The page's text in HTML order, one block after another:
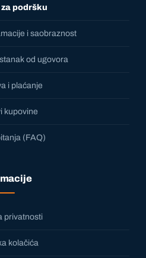
podršku
i saobraznost
od ugovora
i plaćanje
kupovine
(FAQ)
privatnosti
kolačića